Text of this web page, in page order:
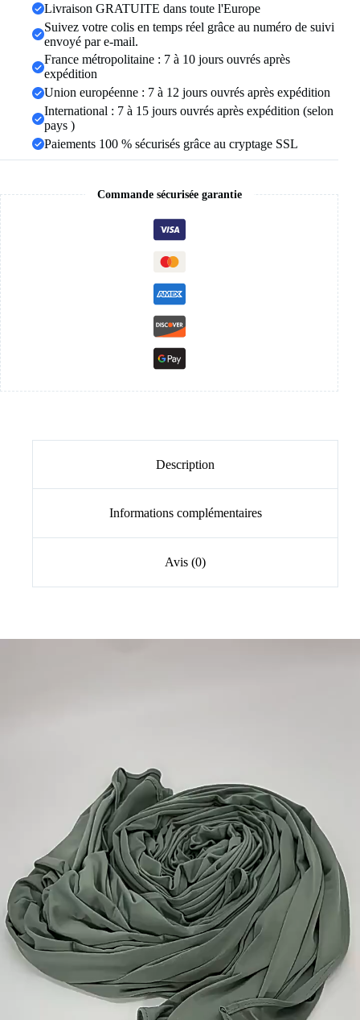
Musulmane
Femmes,
Ramadan
Livraison GRATUITE dans toute l'Europe
Suivez votre colis en temps réel grâce au numéro de suivi
envoyé par e-mail.
France métropolitaine : 7 à 10 jours ouvrés après
expédition
Union européenne : 7 à 12 jours ouvrés après expédition
International : 7 à 15 jours ouvrés après expédition (selon
pays )
Paiements 100 % sécurisés grâce au cryptage SSL
Commande sécurisée garantie
Description
Informations complémentaires
Avis (0)